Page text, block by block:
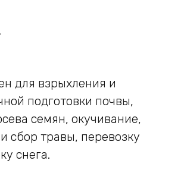
для взрыхления и
подготовки почвы,
семян, окучивание,
сбор травы, перевозку
снега.